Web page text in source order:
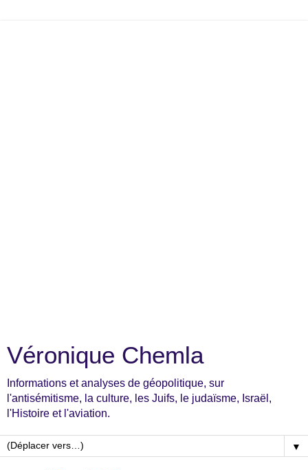
Véronique Chemla
Informations et analyses de géopolitique, sur
l'antisémitisme, la culture, les Juifs, le judaïsme, Israël,
l'Histoire et l'aviation.
▼